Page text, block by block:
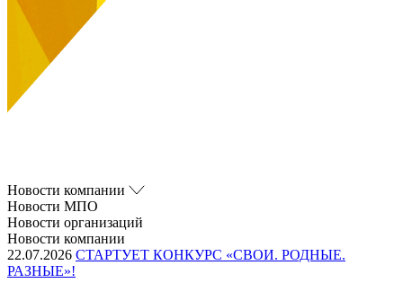
Новости компании
Новости МПО
Новости организаций
Новости компании
22.07.2026 СТАРТУЕТ КОНКУРС «СВОИ. РОДНЫЕ.
РАЗНЫЕ»!